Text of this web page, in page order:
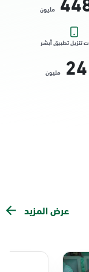
مليون
تنزيل تطبيق أبشر
24 مليون
عرض المزيد